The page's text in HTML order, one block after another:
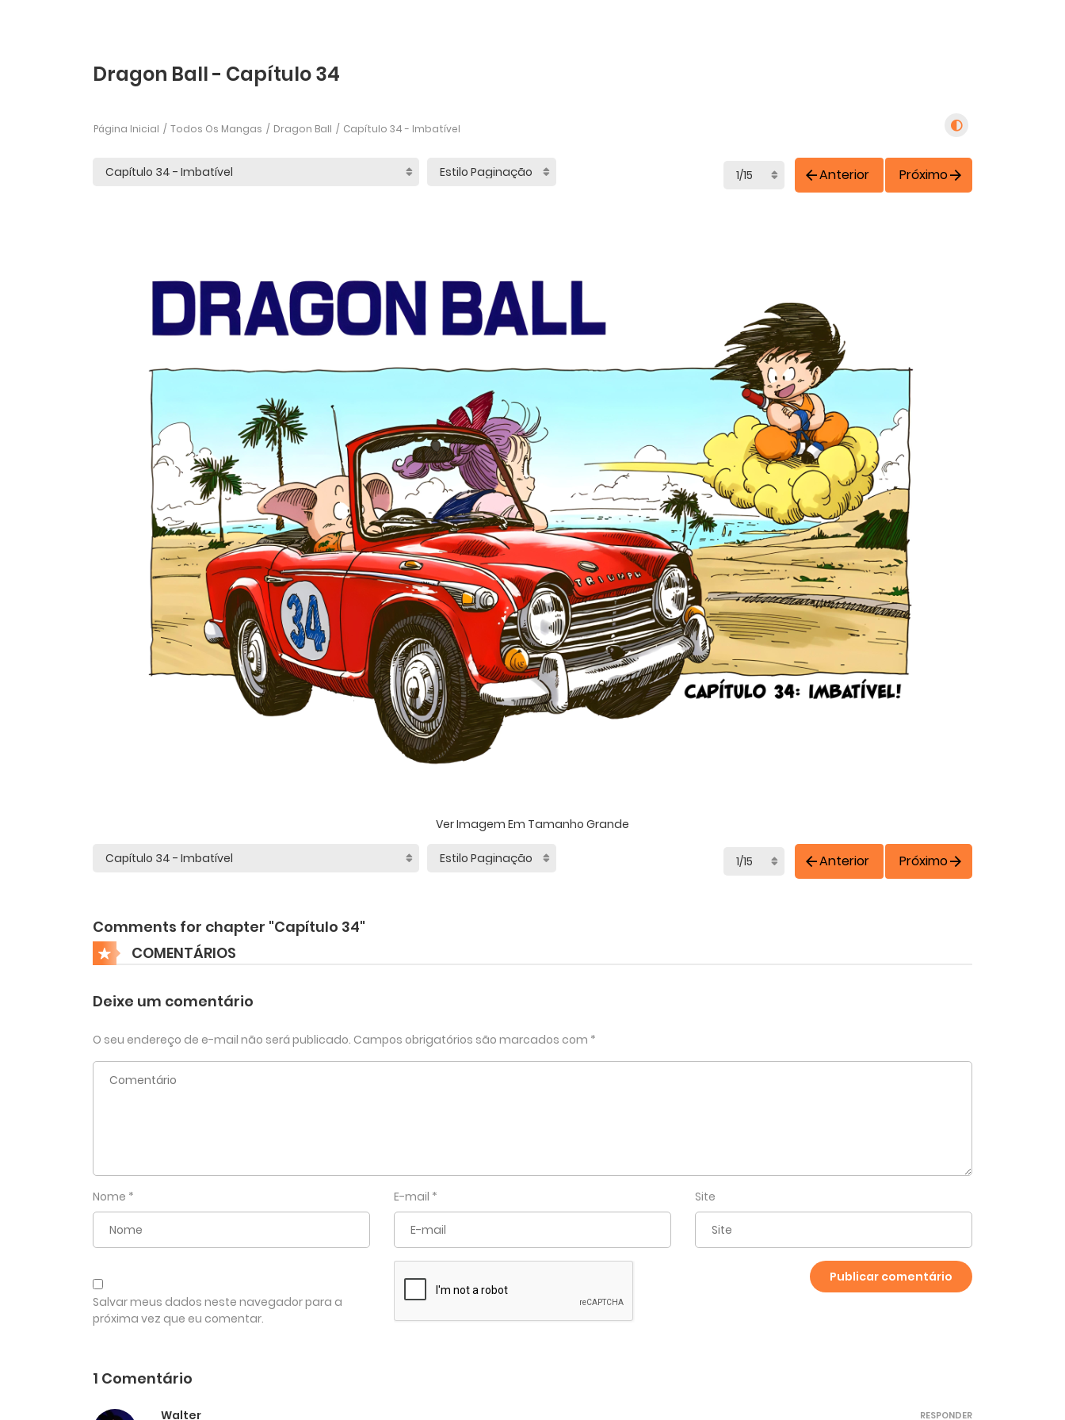
Dragon Ball - Capítulo 34
Página Inicial Todos Os Mangas Dragon Ball Capítulo 34 - Imbatível
Anterior Próximo
Ver Imagem Em Tamanho Grande
Anterior Próximo
Comments for chapter "Capítulo 34"
COMENTÁRIOS
Deixe um comentário
O seu endereço de e-mail não será publicado. Campos obrigatórios são marcados com *
Nome * E-mail * Site
Salvar meus dados neste navegador para a
próxima vez que eu comentar.
1 Comentário
Walter RESPONDER